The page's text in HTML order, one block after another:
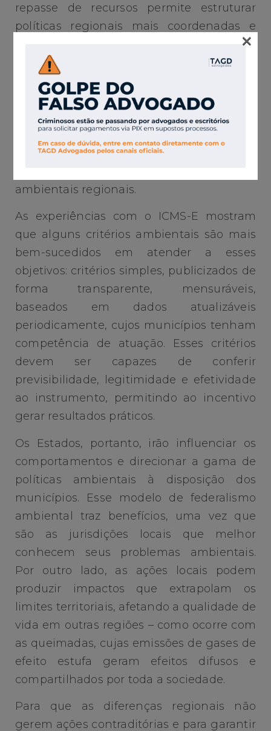
repasse de recursos permite estruturar
políticas regionais mais coordenadas e
coerentes, reduzindo a sobreposição de
esforços ou as lacunas decorrentes do
“jogo de empurra” que marca as políticas
ambientais brasileiras. Para tal, é preciso
que os critérios de repasse dos recursos
sejam bem desenhados, de modo a
otimizar a coordenação, a competição
ambientais regionais.
As experiências com o ICMS-E mostram
que alguns critérios ambientais são mais
bem-sucedidos em atender a esses
objetivos: critérios simples, publicizados de
forma transparente, mensuráveis,
baseados em dados atualizáveis
periodicamente, cujos municípios tenham
competência de atuação. Esses critérios
devem ser capazes de conferir
previsibilidade, legitimidade e efetividade
ao instrumento, permitindo ao incentivo
gerar resultados práticos.
Os Estados, portanto, irão influenciar os
comportamentos e direcionar a gama de
políticas ambientais à disposição dos
municípios. Esse modelo de federalismo
ambiental traz benefícios, uma vez que
são as jurisdições locais que melhor
conhecem seus problemas ambientais.
Por outro lado, as ações locais podem
produzir impactos que extrapolam os
limites territoriais, afetando a qualidade de
vida em outras regiões – como ocorre com
as queimadas, cujas emissões de gases de
efeito estufa geram efeitos difusos e
compartilhados por toda a sociedade.
Para que as diferenças regionais não
gerem ações contraditórias e para garantir
×